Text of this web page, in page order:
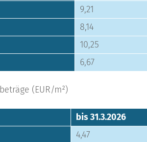
9,21
8,14
10,25
6,67
(EUR/m²)
bis 31.3.2026
4,47
Bestens
mit dem